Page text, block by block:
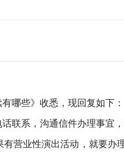
哪些》收悉，现回复如下：
系，沟通信件办理事宜，
业性演出活动，就要办